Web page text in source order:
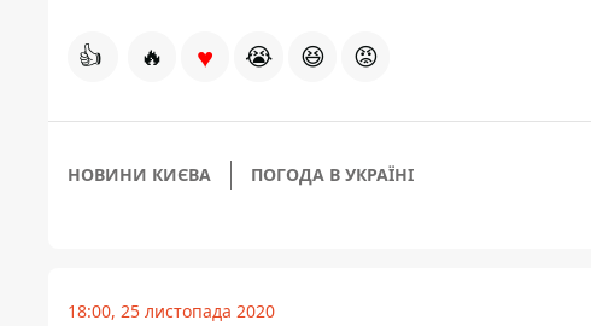
👍 🔥 ♥ 😭 😆 😡
НОВИНИ КИЄВА ПОГОДА В УКРАЇНІ
18:00, 25 листопада 2020